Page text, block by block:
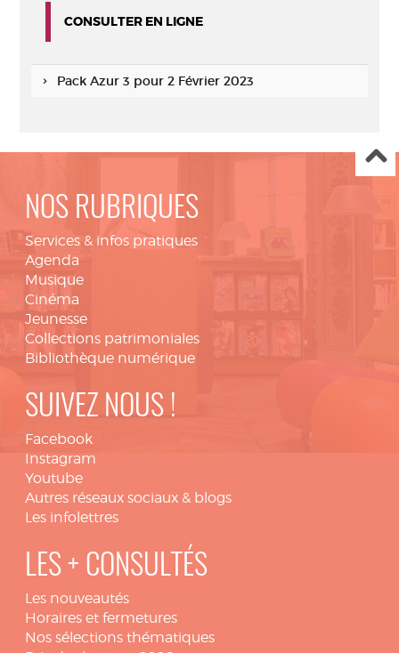
CONSULTER EN LIGNE
Pack Azur 3 pour 2 Février 2023
NOS RUBRIQUES
Services & infos pratiques
Agenda
Musique
Cinéma
Jeunesse
Collections patrimoniales
Bibliothèque numérique
SUIVEZ NOUS !
Facebook
Instagram
Youtube
Autres réseaux sociaux & blogs
Les infolettres
LES + CONSULTÉS
Les nouveautés
Horaires et fermetures
Nos sélections thématiques